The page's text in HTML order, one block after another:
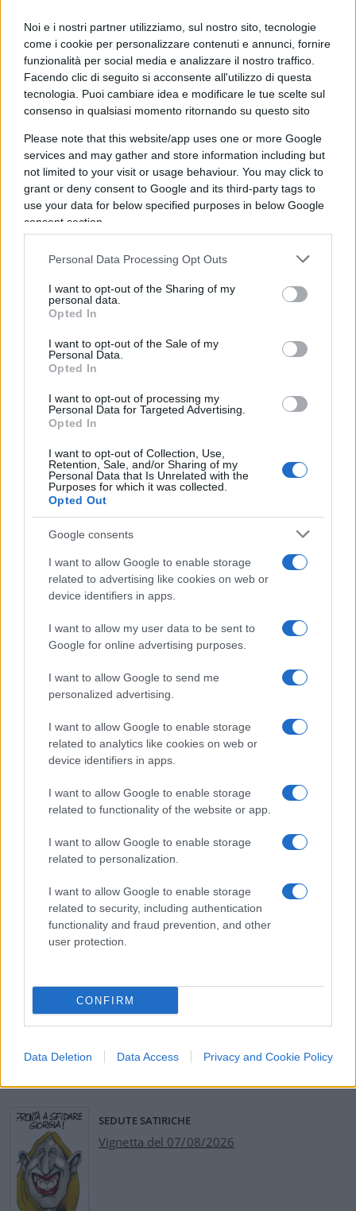
Noi e i nostri partner utilizziamo, sul nostro sito, tecnologie
come i cookie per personalizzare contenuti e annunci, fornire
funzionalità per social media e analizzare il nostro traffico.
Facendo clic di seguito si acconsente all'utilizzo di questa
tecnologia. Puoi cambiare idea e modificare le tue scelte sul
consenso in qualsiasi momento ritornando su questo sito
Please note that this website/app uses one or more Google
services and may gather and store information including but
not limited to your visit or usage behaviour. You may click to
grant or deny consent to Google and its third-party tags to
use your data for below specified purposes in below Google
consent section.
Personal Data Processing Opt Outs
I want to opt-out of the Sharing of my
personal data.
Opted In
I want to opt-out of the Sale of my
Personal Data.
Opted In
I want to opt-out of processing my
Personal Data for Targeted Advertising.
Opted In
I want to opt-out of Collection, Use,
Retention, Sale, and/or Sharing of my
Personal Data that Is Unrelated with the
Purposes for which it was collected.
Opted Out
Google consents
I want to allow Google to enable storage
related to advertising like cookies on web or
device identifiers in apps.
I want to allow my user data to be sent to
Google for online advertising purposes.
I want to allow Google to send me
personalized advertising.
I want to allow Google to enable storage
related to analytics like cookies on web or
device identifiers in apps.
I want to allow Google to enable storage
related to functionality of the website or app.
I want to allow Google to enable storage
related to personalization.
I want to allow Google to enable storage
related to security, including authentication
functionality and fraud prevention, and other
user protection.
CONFIRM
Data Deletion Data Access Privacy and Cookie Policy
Il suo arresto a Palermo, in una clinica privata a
poche centinaia di metri dalla Direzione
distrettuale antimafia, resta uno degli eventi più
significativi del 2023. Era gennaio e gli
investigatori del Ros sono riusciti a rintracciare il
boss grazie a indizi legati alla sua malattia: il boss
si sottoponeva alle cure oncologiche sotto il falso
nome di Andrea Bonafede, un geometra
durata trenta anni.
Il Ros rivela: “Così abbiamo preso Matteo Messina
Messina Denaro, durante gli interrogatori cui è
stato sottoposto, ha manifestato convincimento
che la sua malattia sia stata la causa del suo
arresto, ha fornito dettagli sulla sua vita
movimentata e avventurosa, ammettendo
l’acquisto di un’arma da fuoco, ma ha negato il
suo coinvolgimento nelle stragi, così come
nell’omicidio di Giuseppe Di Matteo, e non ha
rivelato quello che gli investigatori speravano
potesse rivelare. I segreti che possedeva se li è
Articolo in aggiornamento
#MAFIA #MATTEO MESSINA DENARO
Leggi i commenti
SEDUTE SATIRICHE
Vignetta del 07/08/2026